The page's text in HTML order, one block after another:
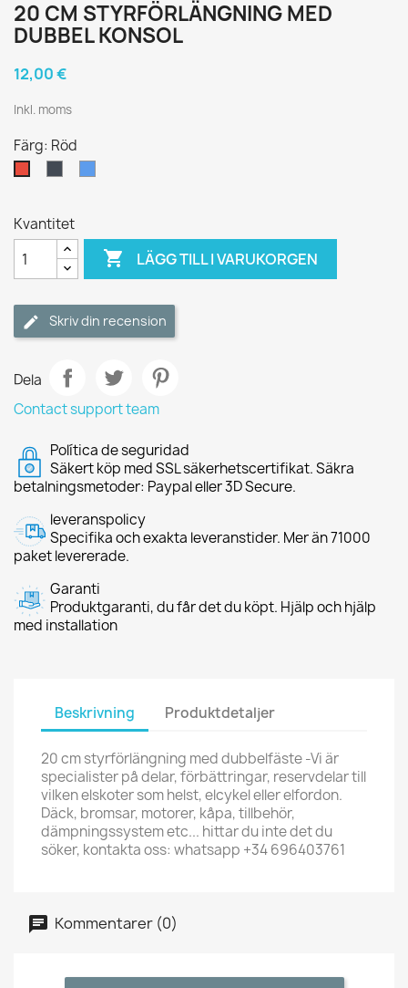
20 CM STYRFÖRLÄNGNING MED
DUBBEL KONSOL
12,00 €
Inkl. moms
Färg: Röd
Kvantitet
 LÄGG TILL I VARUKORGEN
Skriv din recension
Dela
Contact support team
Política de seguridad
Säkert köp med SSL säkerhetscertifikat. Säkra
betalningsmetoder: Paypal eller 3D Secure.
leveranspolicy
Specifika och exakta leveranstider. Mer än 71000
paket levererade.
Garanti
Produktgaranti, du får det du köpt. Hjälp och hjälp
med installation
Beskrivning Produktdetaljer
20 cm styrförlängning med dubbelfäste -Vi är
specialister på delar, förbättringar, reservdelar till
vilken elskoter som helst, elcykel eller elfordon.
Däck, bromsar, motorer, kåpa, tillbehör,
dämpningssystem etc... hittar du inte det du
söker, kontakta oss: whatsapp +34 696403761
Kommentarer (0)